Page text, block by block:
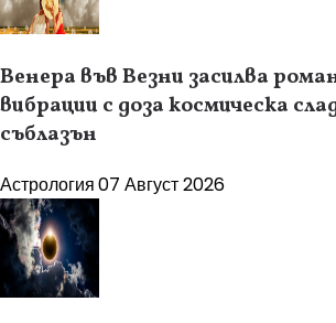
Венера във Везни засилва
вибрации с доза космическа
съблазън
Астрология07 Август 2026